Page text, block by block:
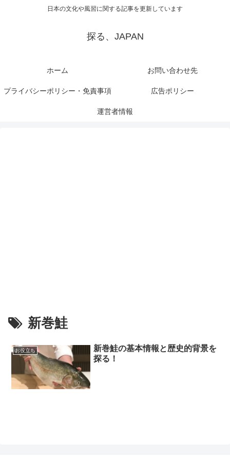
日本の文化や風習に関する記事を更新しています
探る、JAPAN
ホーム お問い合わせ先
プライバシーポリシー・免責事項 広告ポリシー
運営者情報
新巻鮭
お役立ち
新巻鮭の基本情報と歴史的背景を
探る！